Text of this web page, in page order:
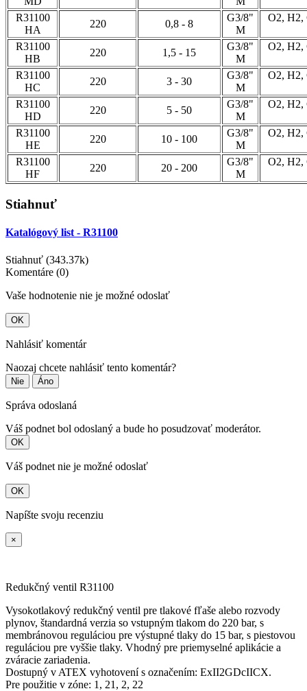
R31100
HA
220 0,8 - 8
G3/8"
M
O2, H2,
R31100
HB
220 1,5 - 15
G3/8"
M
O2, H2,
R31100
HC
220 3 - 30
G3/8"
M
O2, H2,
R31100
HD
220 5 - 50
G3/8"
M
O2, H2,
R31100
HE
220 10 - 100
G3/8"
M
O2, H2,
R31100
HF
220 20 - 200
G3/8"
M
O2, H2,
Stiahnuť
Katalógový list - R31100
Stiahnuť (343.37k)
Komentáre (0)
Vaše hodnotenie nie je možné odoslať
OK
Nahlásiť komentár
Naozaj chcete nahlásiť tento komentár?
Nie Áno
Správa odoslaná
Váš podnet bol odoslaný a bude ho posudzovať moderátor.
OK
Váš podnet nie je možné odoslať
OK
Napíšte svoju recenziu
×
Redukčný ventil R31100
Vysokotlakový redukčný ventil pre tlakové fľaše alebo rozvody
plynov, štandardná verzia so vstupným tlakom do 220 bar, s
membránovou reguláciou pre výstupné tlaky do 15 bar, s piestovou
reguláciou pre vyššie tlaky. Vhodný pre priemyselné aplikácie a
zváracie zariadenia.
Dostupný v ATEX vyhotovení s označením: ExII2GDcIICX.
Pre použitie v zóne: 1, 21, 2, 22